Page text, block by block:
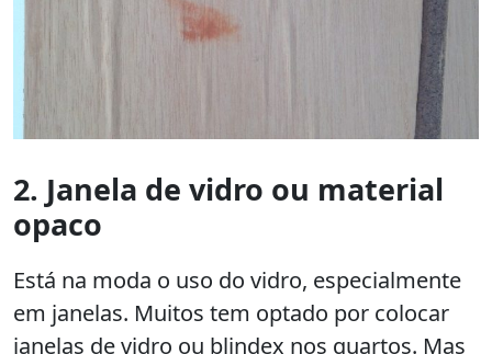
2. Janela de vidro ou material
opaco
Está na moda o uso do vidro, especialmente
em janelas. Muitos tem optado por colocar
janelas de vidro ou blindex nos quartos. Mas